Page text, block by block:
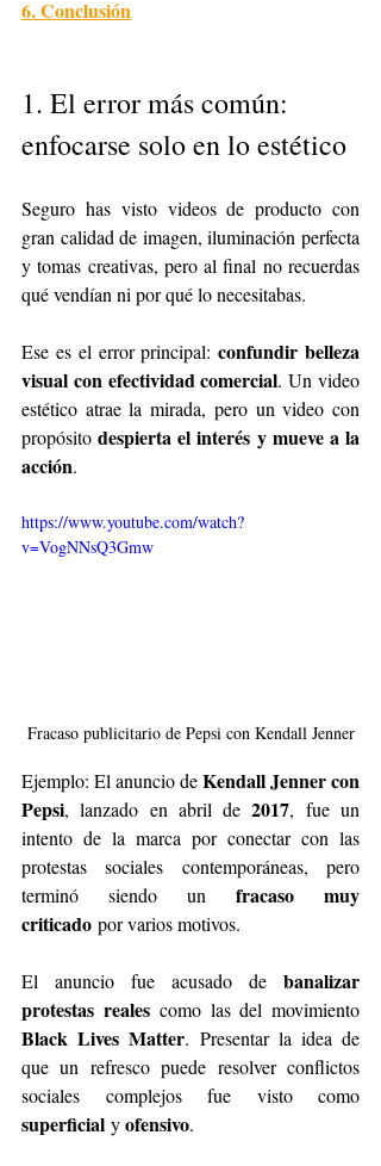
6. Conclusión
1. El error más común:
enfocarse solo en lo estético
Seguro has visto videos de producto con
gran calidad de imagen, iluminación perfecta
y tomas creativas, pero al final no recuerdas
qué vendían ni por qué lo necesitabas.
Ese es el error principal: confundir belleza
visual con efectividad comercial. Un video
estético atrae la mirada, pero un video con
propósito despierta el interés y mueve a la
acción.
https://www.youtube.com/watch?
v=VogNNsQ3Gmw
Fracaso publicitario de Pepsi con Kendall Jenner
Ejemplo: El anuncio de Kendall Jenner con
Pepsi, lanzado en abril de 2017, fue un
intento de la marca por conectar con las
protestas sociales contemporáneas, pero
terminó siendo un fracaso muy
criticado por varios motivos.
El anuncio fue acusado de banalizar
protestas reales
Black Lives Matter. Presentar la idea de
que un refresco puede resolver conflictos
superficial y ofensivo.